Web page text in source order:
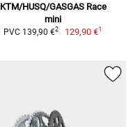
KTM/HUSQ/GASGAS Race
mini
PVC 139,90 €2 129,90 €1